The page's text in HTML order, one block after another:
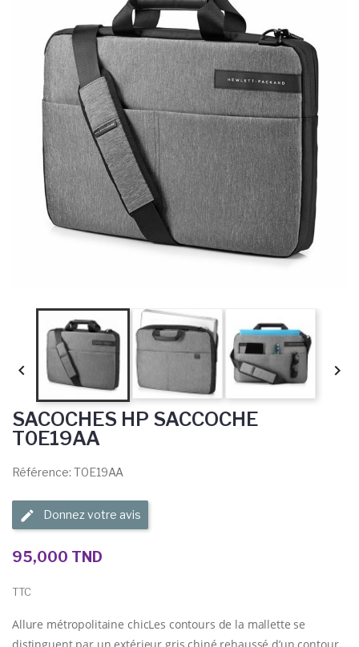
 
SACOCHES HP SACCOCHE
T0E19AA
Référence: T0E19AA
Donnez votre avis
95,000 TND
TTC
Allure métropolitaine chicLes contours de la mallette se